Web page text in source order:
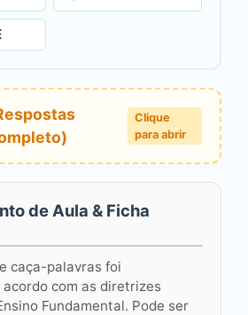
Clique
para abrir
de Aula & Ficha
caça-palavras foi
com as diretrizes
Fundamental. Pode ser